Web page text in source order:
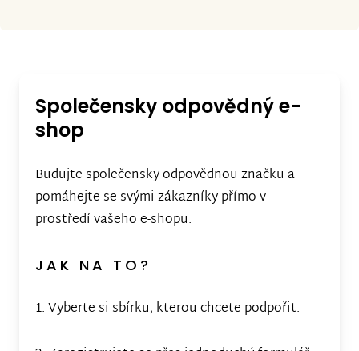
Společensky odpovědný e-
shop
Budujte společensky odpovědnou značku a
pomáhejte se svými zákazníky přímo v
prostředí vašeho e-shopu.
JAK NA TO?
1.Vyberte si sbírku, kterou chcete podpořit.